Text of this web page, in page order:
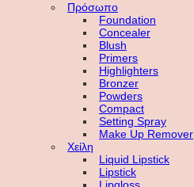
Πρόσωπο
Foundation
Concealer
Blush
Primers
Highlighters
Bronzer
Powders
Compact
Setting Spray
Make Up Remover
Χείλη
Liquid Lipstick
Lipstick